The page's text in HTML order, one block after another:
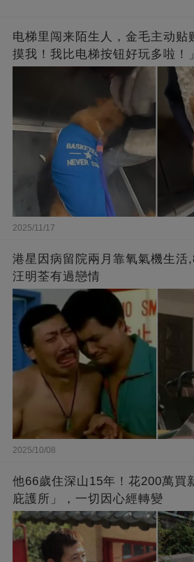
电梯里闯来陌生人，金毛主动贴
摸我！我比电梯按钮好玩多啦！」
2025/11/17
港星因病留院兩月靠氧氣機生活
汪明荃有過戀情
2025/10/08
他66歲住深山15年！花200萬買
庇護所」，一切因心經轉變